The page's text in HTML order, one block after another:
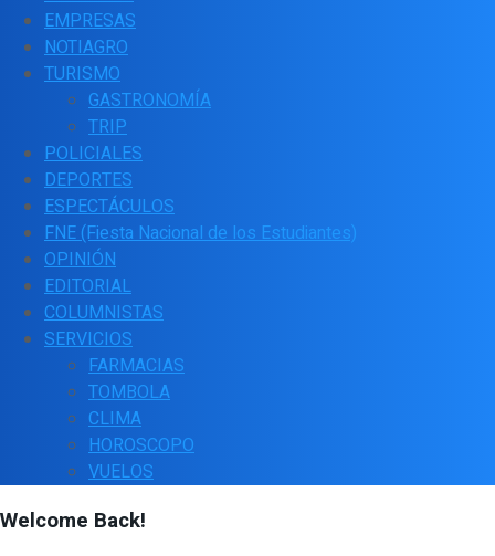
EMPRESAS
NOTIAGRO
TURISMO
GASTRONOMÍA
TRIP
POLICIALES
DEPORTES
ESPECTÁCULOS
FNE (Fiesta Nacional de los Estudiantes)
OPINIÓN
EDITORIAL
COLUMNISTAS
SERVICIOS
FARMACIAS
TOMBOLA
CLIMA
HOROSCOPO
VUELOS
Welcome Back!